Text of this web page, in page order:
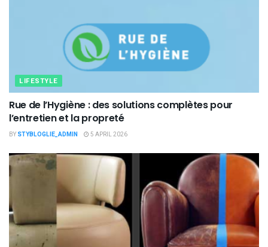
LIFESTYLE
Rue de l’Hygiène : des solutions complètes pour
l’entretien et la propreté
BY STYBLOGLIE_ADMIN 5 APRIL 2026